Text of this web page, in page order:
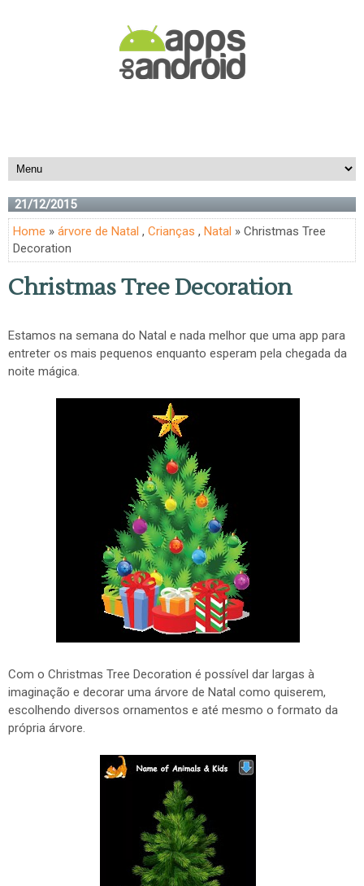
21/12/2015
Home » árvore de Natal , Crianças , Natal » Christmas Tree
Decoration
Christmas Tree Decoration
Estamos na semana do Natal e nada melhor que uma app para
entreter os mais pequenos enquanto esperam pela chegada da
noite mágica.
Com o Christmas Tree Decoration é possível dar largas à
imaginação e decorar uma árvore de Natal como quiserem,
escolhendo diversos ornamentos e até mesmo o formato da
própria árvore.